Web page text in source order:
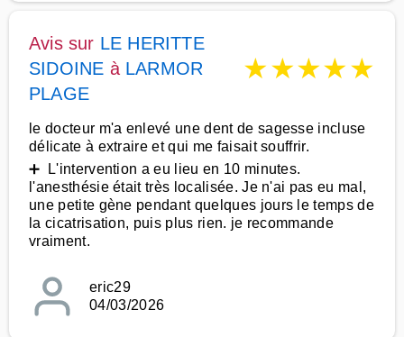
Avis sur LE HERITTE
SIDOINE à LARMOR
PLAGE
★★★★★
le docteur m'a enlevé une dent de sagesse incluse
délicate à extraire et qui me faisait souffrir.
➕ L'intervention a eu lieu en 10 minutes.
l'anesthésie était très localisée. Je n'ai pas eu mal,
une petite gène pendant quelques jours le temps de
la cicatrisation, puis plus rien. je recommande
vraiment.
eric29
04/03/2026